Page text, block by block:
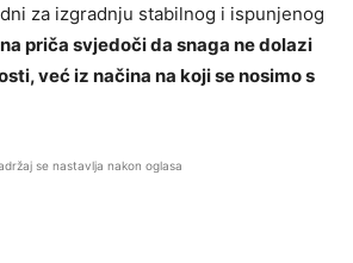
za izgradnju stabilnog i ispunjenog
priča svjedoči da snaga ne dolazi
već iz načina na koji se nosimo s
se nastavlja nakon oglasa